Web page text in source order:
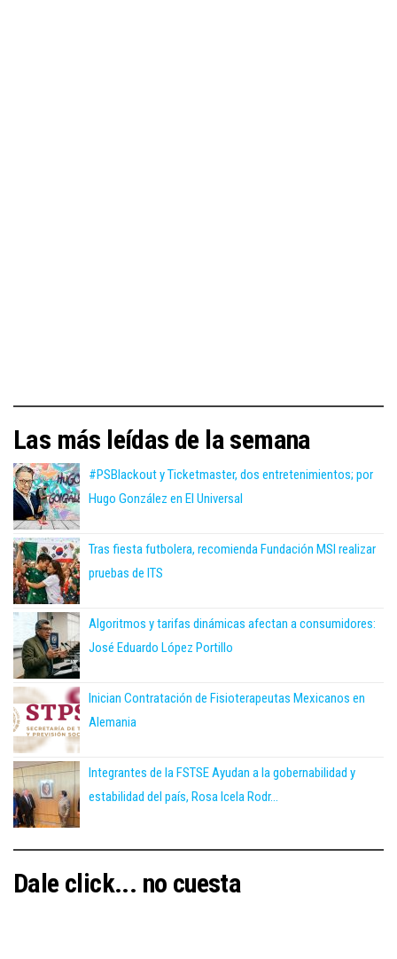
Las más leídas de la semana
#PSBlackout y Ticketmaster, dos entretenimientos; por
Hugo González en El Universal
Tras fiesta futbolera, recomienda Fundación MSI realizar
pruebas de ITS
Algoritmos y tarifas dinámicas afectan a consumidores:
José Eduardo López Portillo
Inician Contratación de Fisioterapeutas Mexicanos en
Alemania
Integrantes de la FSTSE Ayudan a la gobernabilidad y
estabilidad del país, Rosa Icela Rodr...
Dale click... no cuesta